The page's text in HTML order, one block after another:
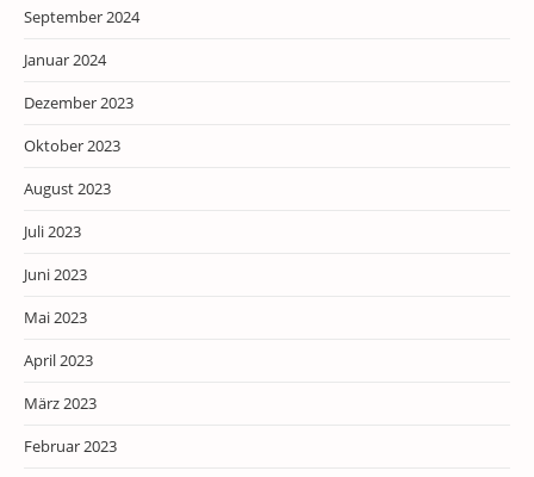
September 2024
Januar 2024
Dezember 2023
Oktober 2023
August 2023
Juli 2023
Juni 2023
Mai 2023
April 2023
März 2023
Februar 2023